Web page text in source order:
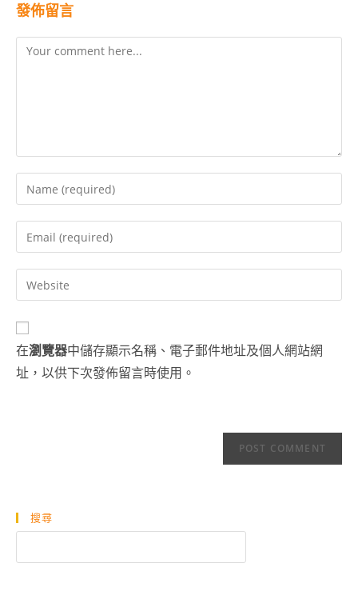
發佈留言
Comment
Enter
your
name
comment
Enter
your
email
address
comment
Enter
your
website
URL
(optional)
在瀏覽器中儲存顯示名稱、電子郵件地址及個人網站網
址，以供下次發佈留言時使用。
搜尋
尋